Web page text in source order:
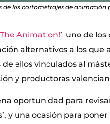
de los cortometrajes de animación
Animation!’, uno de
alternativos a los que
ellos vinculados al
y productoras
oportunidad para
y una ocasión para